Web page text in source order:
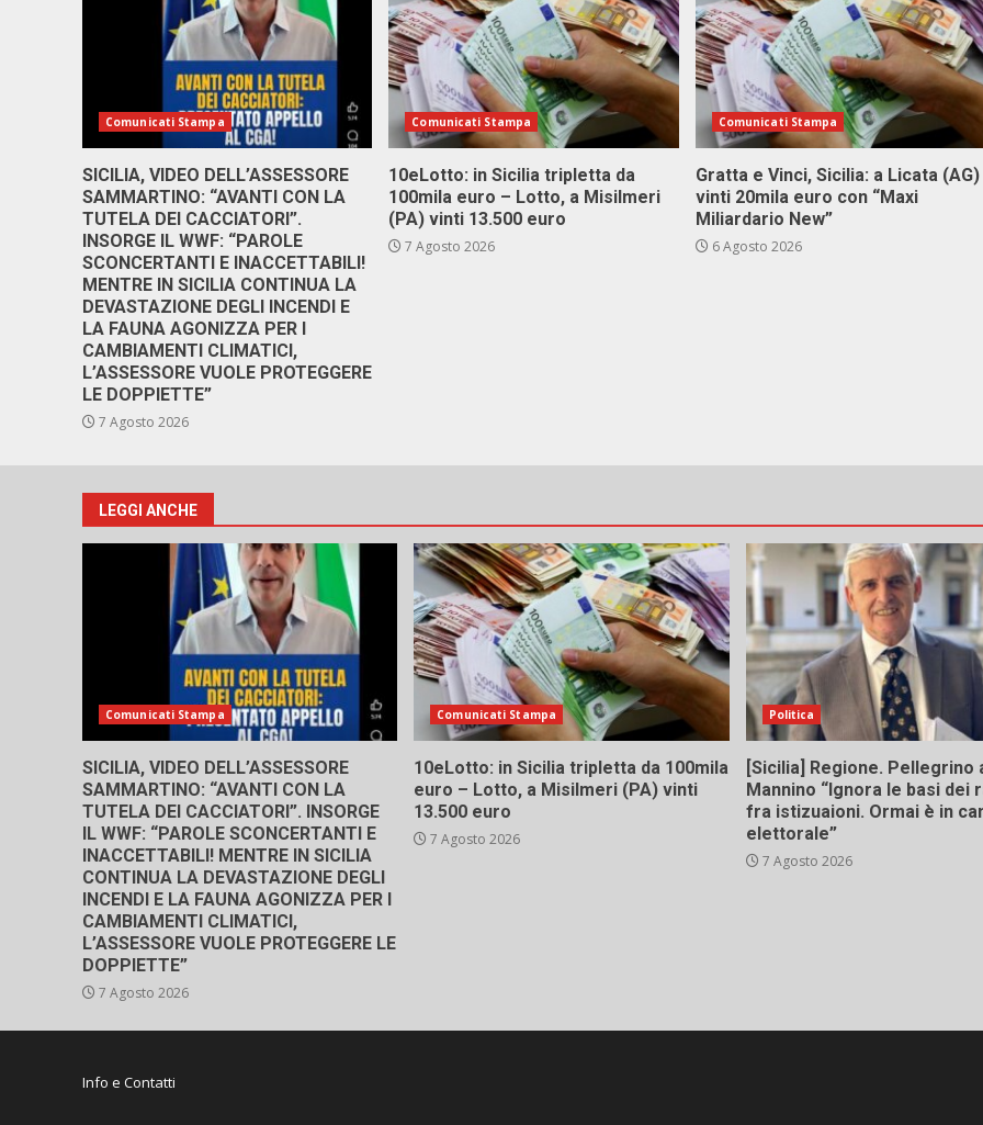
Comunicati Stampa
SICILIA, VIDEO DELL’ASSESSORE
SAMMARTINO: “AVANTI CON LA
TUTELA DEI CACCIATORI”.
INSORGE IL WWF: “PAROLE
SCONCERTANTI E INACCETTABILI!
MENTRE IN SICILIA CONTINUA LA
DEVASTAZIONE DEGLI INCENDI E
LA FAUNA AGONIZZA PER I
CAMBIAMENTI CLIMATICI,
L’ASSESSORE VUOLE PROTEGGERE
LE DOPPIETTE”
7 Agosto 2026
Comunicati Stampa
10eLotto: in Sicilia tripletta da
100mila euro – Lotto, a Misilmeri
(PA) vinti 13.500 euro
7 Agosto 2026
Comunicati Stampa
Gratta e Vinci, Sicilia: a Licata (AG)
vinti 20mila euro con “Maxi
Miliardario New”
6 Agosto 2026
LEGGI ANCHE
Comunicati Stampa
SICILIA, VIDEO DELL’ASSESSORE
SAMMARTINO: “AVANTI CON LA
TUTELA DEI CACCIATORI”. INSORGE
IL WWF: “PAROLE SCONCERTANTI E
INACCETTABILI! MENTRE IN SICILIA
CONTINUA LA DEVASTAZIONE DEGLI
INCENDI E LA FAUNA AGONIZZA PER I
CAMBIAMENTI CLIMATICI,
L’ASSESSORE VUOLE PROTEGGERE LE
DOPPIETTE”
7 Agosto 2026
Comunicati Stampa
10eLotto: in Sicilia tripletta da 100mila
euro – Lotto, a Misilmeri (PA) vinti
13.500 euro
7 Agosto 2026
Politica
[Sicilia] Regione. Pellegrino
Mannino “Ignora le basi dei
fra istizuaioni. Ormai è in
elettorale”
7 Agosto 2026
Info e Contatti